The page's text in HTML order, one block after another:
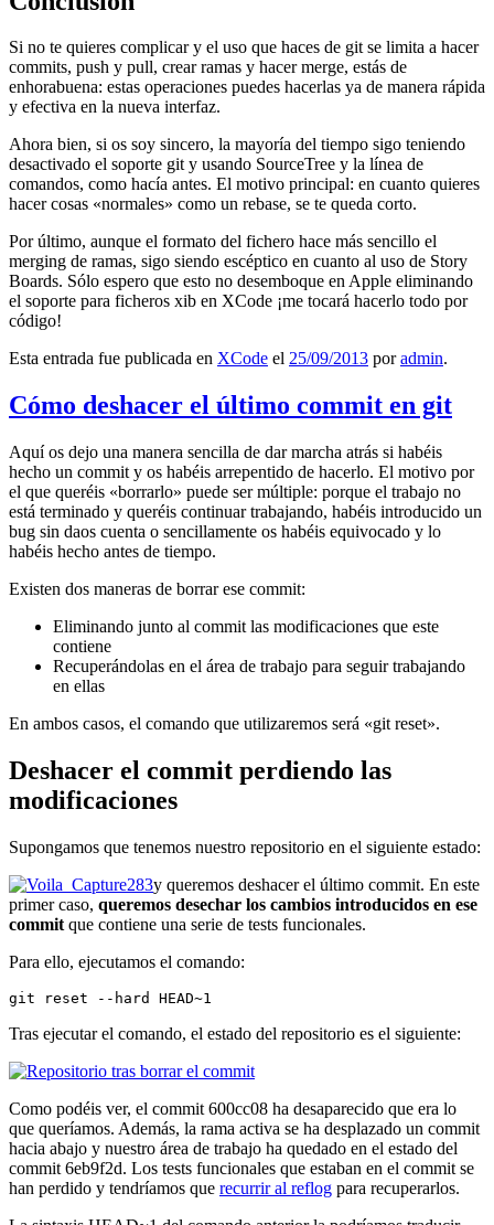
Si no te quieres complicar y el uso que haces de git se limita a hacer
commits, push y pull, crear ramas y hacer merge, estás de
enhorabuena: estas operaciones puedes hacerlas ya de manera rápida
y efectiva en la nueva interfaz.
Ahora bien, si os soy sincero, la mayoría del tiempo sigo teniendo
desactivado el soporte git y usando SourceTree y la línea de
comandos, como hacía antes. El motivo principal: en cuanto quieres
hacer cosas «normales» como un rebase, se te queda corto.
Por último, aunque el formato del fichero hace más sencillo el
merging de ramas, sigo siendo escéptico en cuanto al uso de Story
Boards. Sólo espero que esto no desemboque en Apple eliminando
el soporte para ficheros xib en XCode ¡me tocará hacerlo todo por
código!
Esta entrada fue publicada en XCode el 25/09/2013 poradmin.
Cómo deshacer el último commit en git
Aquí os dejo una manera sencilla de dar marcha atrás si habéis
hecho un commit y os habéis arrepentido de hacerlo. El motivo por
el que queréis «borrarlo» puede ser múltiple: porque el trabajo no
está terminado y queréis continuar trabajando, habéis introducido un
bug sin daos cuenta o sencillamente os habéis equivocado y lo
habéis hecho antes de tiempo.
Existen dos maneras de borrar ese commit:
Eliminando junto al commit las modificaciones que este
contiene
Recuperándolas en el área de trabajo para seguir trabajando
en ellas
En ambos casos, el comando que utilizaremos será «git reset».
Deshacer el commit perdiendo las
modificaciones
Supongamos que tenemos nuestro repositorio en el siguiente estado:
y queremos deshacer el último commit. En este
primer caso, queremos desechar los cambios introducidos en ese
commit que contiene una serie de tests funcionales.
Para ello, ejecutamos el comando:
git reset --hard HEAD~1
Tras ejecutar el comando, el estado del repositorio es el siguiente:
Como podéis ver, el commit 600cc08 ha desaparecido que era lo
que queríamos. Además, la rama activa se ha desplazado un commit
hacia abajo y nuestro área de trabajo ha quedado en el estado del
commit 6eb9f2d. Los tests funcionales que estaban en el commit se
han perdido y tendríamos que recurrir al reflog para recuperarlos.